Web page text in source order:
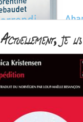
Actuellement, je lis